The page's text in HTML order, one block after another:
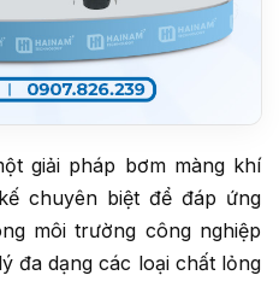
giải pháp bơm màng khí
chuyên biệt để đáp ứng
môi trường công nghiệp
đa dạng các loại chất lỏng